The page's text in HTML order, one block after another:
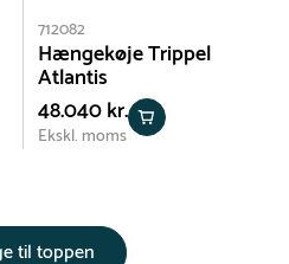
712082
Hængekøje Trippel
Atlantis
48.040 kr.
Ekskl. moms
til toppen